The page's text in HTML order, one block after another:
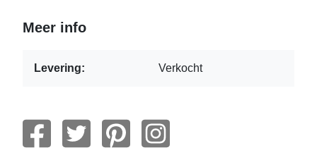
Meer info
Levering: Verkocht